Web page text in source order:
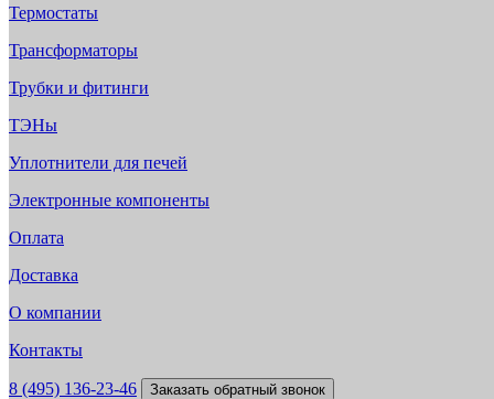
Термостаты
Трансформаторы
Трубки и фитинги
ТЭНы
Уплотнители для печей
Электронные компоненты
Оплата
Доставка
О компании
Контакты
8 (495) 136-23-46 Заказать обратный звонок